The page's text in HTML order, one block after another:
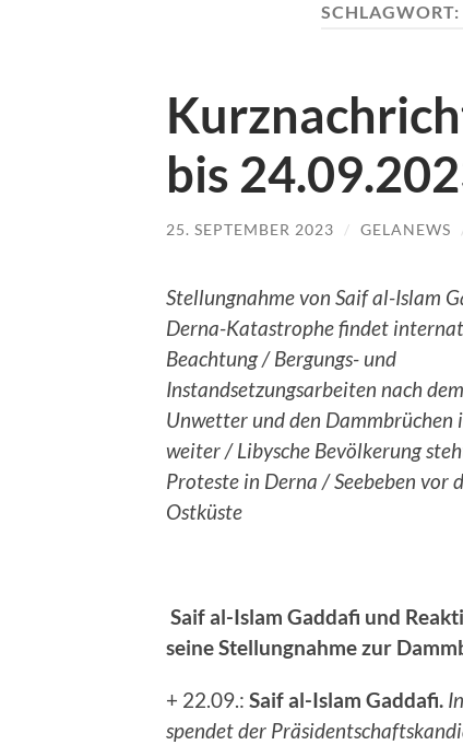
SCHLAGWORT:
bis
25. SEPTEMBER 2023 / GELANEWS
Stellungnahme von Saif al-Islam
Derna-Katastrophe findet
Beachtung / Bergungs- und
Instandsetzungsarbeiten nach
Unwetter und den Dammbrüchen
weiter / Libysche Bevölkerung
Proteste in Derna / Seebeben vor
Ostküste
Saif al-Islam Gaddafi und
seine Stellungnahme zur
+ 22.09.: Saif al-Islam Gaddafi.
spendet der